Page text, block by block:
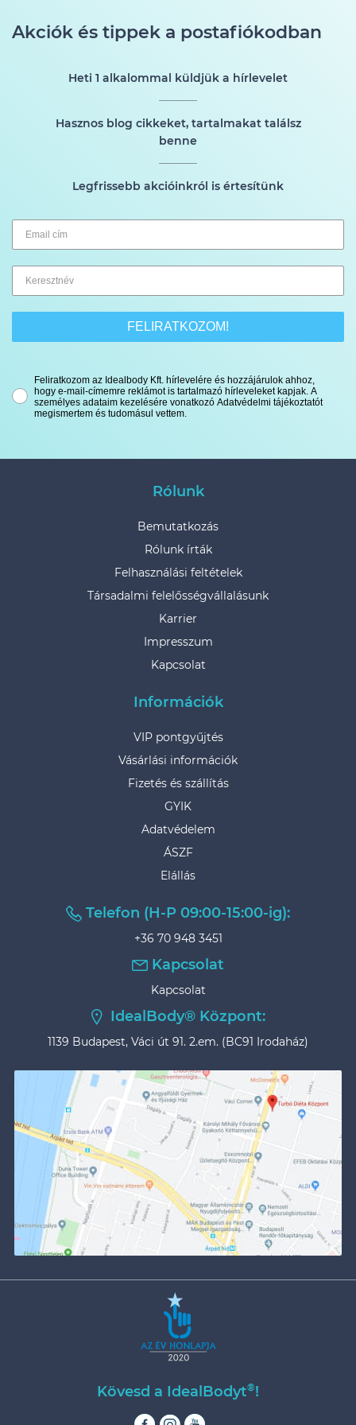
Akciók és tippek a postafiókodban
Heti 1 alkalommal küldjük a hírlevelet
Hasznos blog cikkeket, tartalmakat találsz
benne
Legfrissebb akcióinkról is értesítünk
FELIRATKOZOM!
Feliratkozom az Idealbody Kft. hírlevelére és hozzájárulok ahhoz,
hogy e-mail-címemre reklámot is tartalmazó hírleveleket kapjak. A
személyes adataim kezelésére vonatkozó Adatvédelmi tájékoztatót
megismertem és tudomásul vettem.
Rólunk
Bemutatkozás
Rólunk írták
Felhasználási feltételek
Társadalmi felelősségvállalásunk
Karrier
Impresszum
Kapcsolat
Információk
VIP pontgyűjtés
Vásárlási információk
Fizetés és szállítás
GYIK
Adatvédelem
ÁSZF
Elállás
Telefon (H-P 09:00-15:00-ig):
+36 70 948 3451
Kapcsolat
Kapcsolat
IdealBody® Központ:
1139 Budapest, Váci út 91. 2.em. (BC91 Irodaház)
Kövesd a IdealBodyt®!